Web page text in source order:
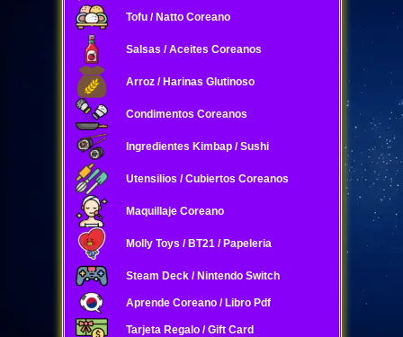
Tofu / Natto Coreano
Salsas / Aceites Coreanos
Arroz / Harinas Glutinoso
Condimentos Coreanos
Ingredientes Kimbap / Sushi
Utensilios / Cubiertos Coreanos
Maquillaje Coreano
Molly Toys / BT21 / Papeleria
Steam Deck / Nintendo Switch
Aprende Coreano / Libro Pdf
Tarjeta Regalo / Gift Card